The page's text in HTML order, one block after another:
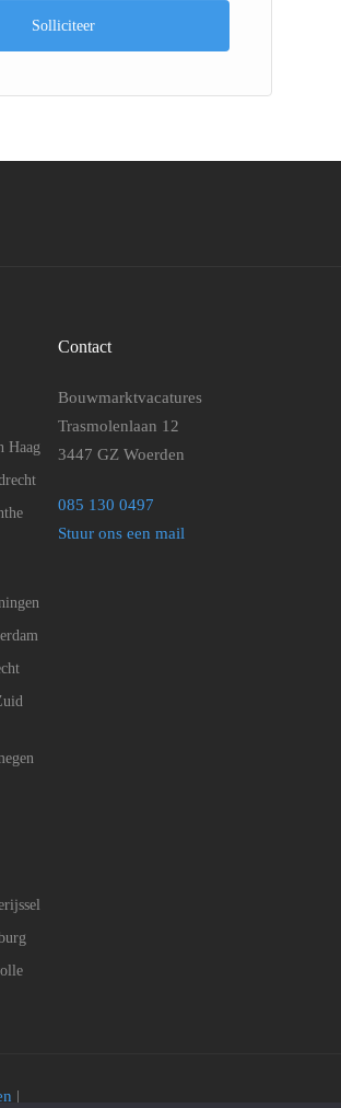
Solliciteer
Haag
Contact
Bouwmarktvacatures
Trasmolenlaan 12
3447 GZ Woerden
085 130 0497
Stuur ons een mail
|